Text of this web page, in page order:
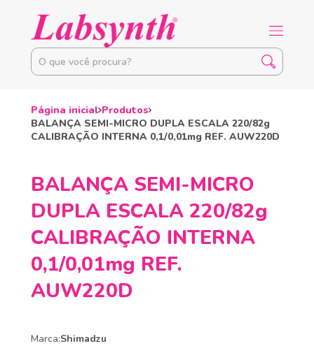
Página inicial Produtos
BALANÇA SEMI-MICRO DUPLA ESCALA 220/82g
CALIBRAÇÃO INTERNA 0,1/0,01mg REF. AUW220D
BALANÇA SEMI-MICRO
DUPLA ESCALA 220/82g
CALIBRAÇÃO INTERNA
0,1/0,01mg REF.
AUW220D
Marca:Shimadzu